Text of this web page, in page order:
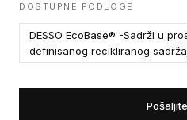
DOSTUPNE PODLOGE
DESSO EcoBase® -Sadrži u
definisanog recikliranog